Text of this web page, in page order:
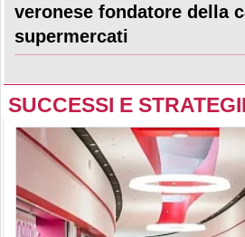
veronese fondatore della
supermercati
SUCCESSI E